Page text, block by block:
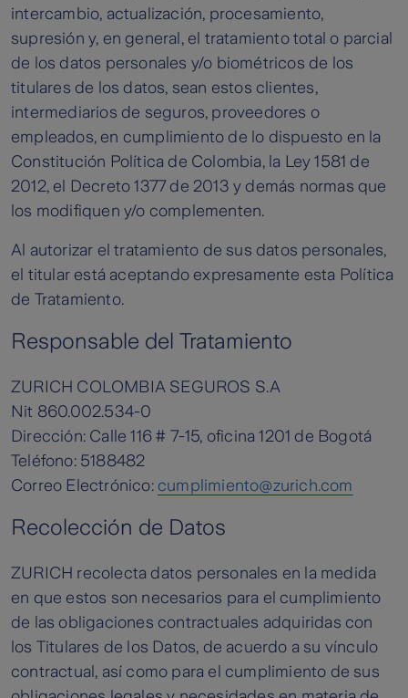
intercambio, actualización, procesamiento,
supresión y, en general, el tratamiento total o parcial
de los datos personales y/o biométricos de los
titulares de los datos, sean estos clientes,
intermediarios de seguros, proveedores o
empleados, en cumplimiento de lo dispuesto en la
Constitución Política de Colombia, la Ley 1581 de
2012, el Decreto 1377 de 2013 y demás normas que
los modifiquen y/o complementen.
Al autorizar el tratamiento de sus datos personales,
el titular está aceptando expresamente esta Política
de Tratamiento.
Responsable del Tratamiento
ZURICH COLOMBIA SEGUROS S.A
Nit 860.002.534-0
Dirección: Calle 116 # 7-15, oficina 1201 de Bogotá
Teléfono: 5188482
Correo Electrónico: cumplimiento@zurich.com
Recolección de Datos
ZURICH recolecta datos personales en la medida
en que estos son necesarios para el cumplimiento
de las obligaciones contractuales adquiridas con
los Titulares de los Datos, de acuerdo a su vínculo
contractual, así como para el cumplimiento de sus